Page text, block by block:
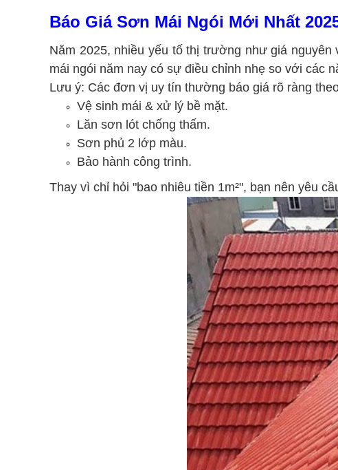
Báo Giá Sơn Mái Ngói Mới Nhất
Năm 2025, nhiều yếu tố thị trường như giá
mái ngói năm nay có sự điều chỉnh nhẹ so với các
Lưu ý: Các đơn vị uy tín thường báo giá rõ ràng
Vệ sinh mái & xử lý bề mặt.
Lăn sơn lót chống thấm.
Sơn phủ 2 lớp màu.
Bảo hành công trình.
Thay vì chỉ hỏi "bao nhiêu tiền 1m²", bạn nên yêu